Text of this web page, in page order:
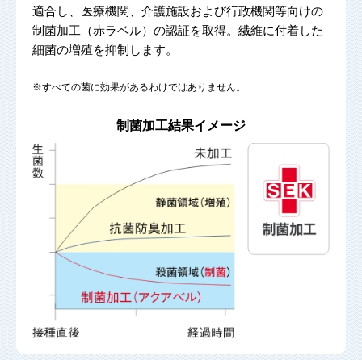
適合し、医療機関、介護施設および行政機関等向けの
制菌加工（赤ラベル）の認証を取得。繊維に付着した
細菌の増殖を抑制します。
※すべての菌に効果があるわけではありません。
制菌加工結果イメージ